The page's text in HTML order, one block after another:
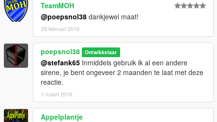
TeamMOH
@poepsnol38 dankjewel maat!
29 februari 2016
poepsnol38 Ontwikkelaar
@stefank65 Inmiddels gebruik ik al een andere
sirene, je bent ongeveer 2 maanden te laat met deze
reactie.
1 maart 2016
Appelplantje